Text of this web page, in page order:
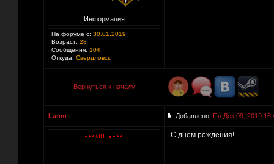
Информация
На форуме с: 30.01.2019
Возраст: 28
Сообщения: 104
Откуда: Свердловск.
Вернуться к началу
Lanm Добавлено: Пн Дек 09, 2019
С днём рождения!